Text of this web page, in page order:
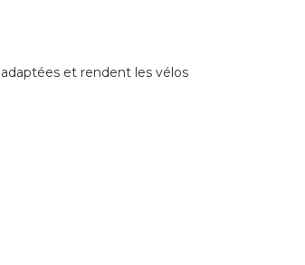
et rendent les vélos